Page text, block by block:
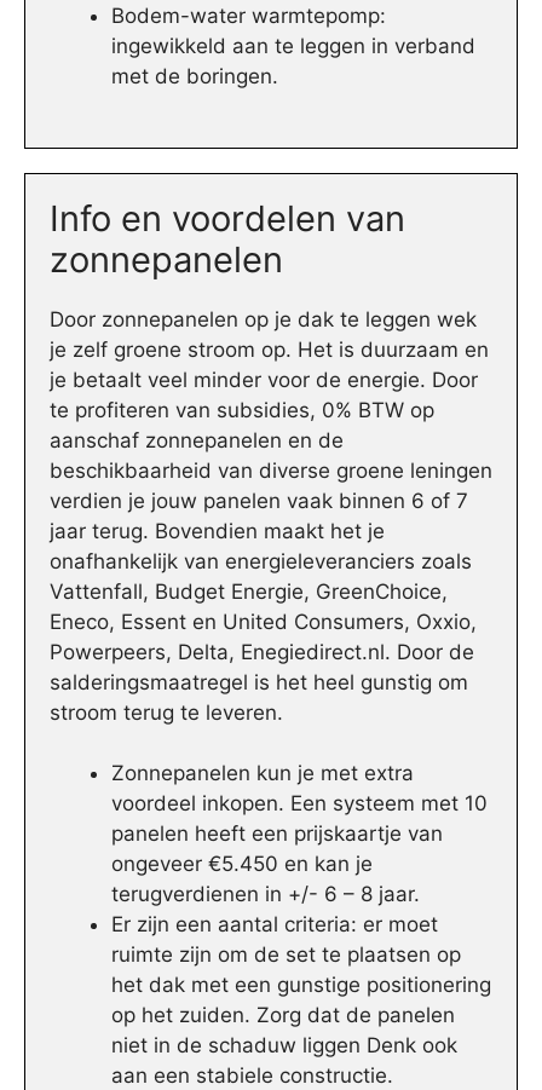
Bodem-water warmtepomp:
ingewikkeld aan te leggen in verband
met de boringen.
Info en voordelen van
zonnepanelen
Door zonnepanelen op je dak te leggen wek
je zelf groene stroom op. Het is duurzaam en
je betaalt veel minder voor de energie. Door
te profiteren van subsidies, 0% BTW op
aanschaf zonnepanelen en de
beschikbaarheid van diverse groene leningen
verdien je jouw panelen vaak binnen 6 of 7
jaar terug. Bovendien maakt het je
onafhankelijk van energieleveranciers zoals
Vattenfall, Budget Energie, GreenChoice,
Eneco, Essent en United Consumers, Oxxio,
Powerpeers, Delta, Enegiedirect.nl. Door de
salderingsmaatregel is het heel gunstig om
stroom terug te leveren.
Zonnepanelen kun je met extra
voordeel inkopen. Een systeem met 10
panelen heeft een prijskaartje van
ongeveer €5.450 en kan je
terugverdienen in +/- 6 – 8 jaar.
Er zijn een aantal criteria: er moet
ruimte zijn om de set te plaatsen op
het dak met een gunstige positionering
op het zuiden. Zorg dat de panelen
niet in de schaduw liggen Denk ook
aan een stabiele constructie.